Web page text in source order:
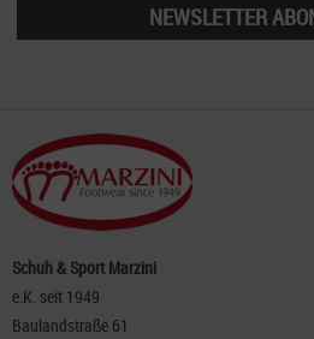
NEWSLETTER
Schuh & Sport Marzini
e.K. seit 1949
Baulandstraße 61